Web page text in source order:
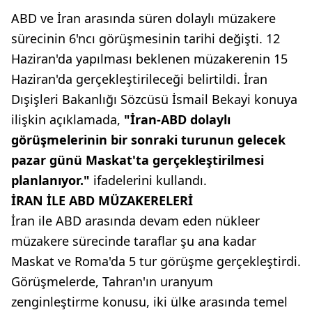
ABD ve İran arasında süren dolaylı müzakere
sürecinin 6'ncı görüşmesinin tarihi değişti. 12
Haziran'da yapılması beklenen müzakerenin 15
Haziran'da gerçekleştirileceği belirtildi. İran
Dışişleri Bakanlığı Sözcüsü İsmail Bekayi konuya
ilişkin açıklamada, "İran-ABD dolaylı
görüşmelerinin bir sonraki turunun gelecek
pazar günü Maskat'ta gerçekleştirilmesi
planlanıyor." ifadelerini kullandı.
İRAN İLE ABD MÜZAKERELERİ
İran ile ABD arasında devam eden nükleer
müzakere sürecinde taraflar şu ana kadar
Maskat ve Roma'da 5 tur görüşme gerçekleştirdi.
Görüşmelerde, Tahran'ın uranyum
zenginleştirme konusu, iki ülke arasında temel